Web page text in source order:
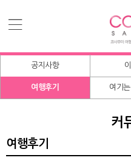
공지사항
여행후기 여기는
커
여행후기